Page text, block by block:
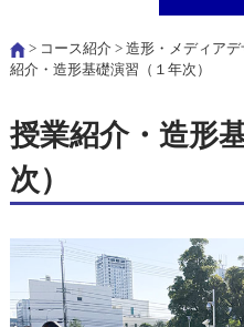
> コース紹介> 造形・メディア
紹介・造形基礎演習（１年次）
授業紹介・造形
次）